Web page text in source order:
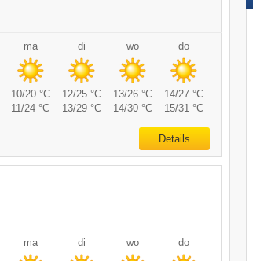
ma di wo do
10/20 °C 12/25 °C 13/26 °C
14/27 °C
11/24 °C 13/29 °C 14/30 °C 15/31 °C
Details
ma di wo do